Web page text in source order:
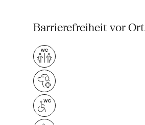
Barrierefreiheit vor Ort